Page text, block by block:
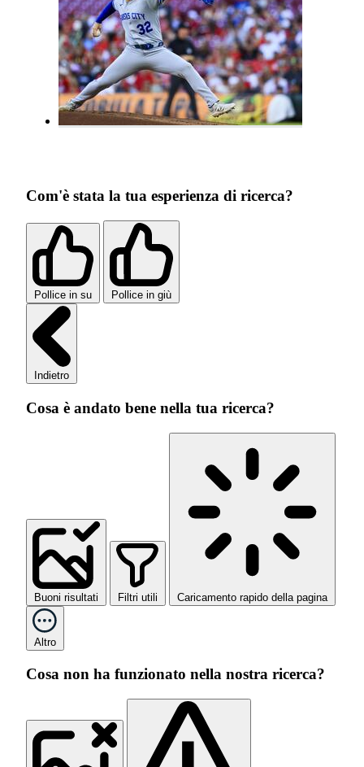
Com'è stata la tua esperienza di ricerca?
Pollice in su Pollice in giù
Indietro
Cosa è andato bene nella tua ricerca?
Buoni risultati Filtri utili Caricamento rapido della pagina
Altro
Cosa non ha funzionato nella nostra ricerca?